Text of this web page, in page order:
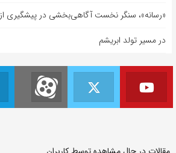
«رسانه»، سنگر نخست آگاهی‌بخشی در پیشگیری
در مسیر تولد ابریشم